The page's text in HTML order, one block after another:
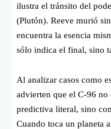
ilustra el tránsito del
(Plutón). Reeve murió
encuentra la esencia
sólo indica el final, sino
Al analizar casos como
advierten que el C-96 no
predictiva literal, sino
Cuando toca un planeta